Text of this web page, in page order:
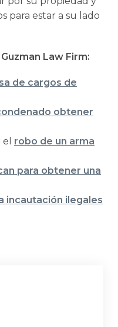
para estar a su lado
Law Firm:
de cargos de
obtener
robo de un arma
para obtener una
incautación ilegales